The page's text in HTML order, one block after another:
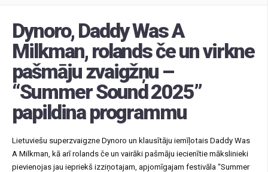
Dynoro, Daddy Was A
Milkman, rolands če un virkne
pašmāju zvaigžņu –
“Summer Sound 2025”
papildina programmu
Lietuviešu superzvaigzne Dynoro un klausītāju iemīļotais Daddy Was
A Milkman, kā arī rolands če un vairāki pašmāju iecienītie mākslinieki
pievienojas jau iepriekš izziņotajam, apjomīgajam festivāla “Summer